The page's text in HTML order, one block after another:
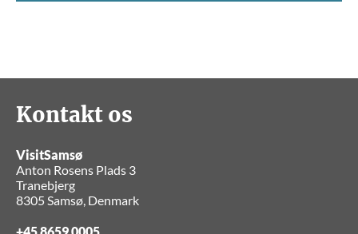
Kontakt os
VisitSamsø
Anton Rosens Plads 3
Tranebjerg
8305 Samsø, Denmark